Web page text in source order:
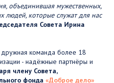
объединившая мужественных,
людей, которые служат для нас
Совета Ирина
команда более 18
- надёжные партнёры и
члену Совета,
фонда «Доброе дело»